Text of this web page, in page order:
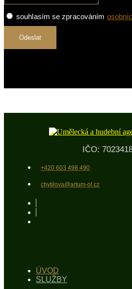
souhlasím se zpracováním
Odeslat
IČO:
+420 603 498 490
chytilova@artum-ol.cz
ÚVOD
SLUŽBY